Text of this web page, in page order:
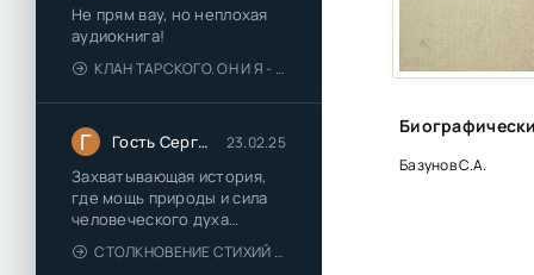
Не прям вау, но неплохая
аудиокнига!
КЛАН ТАРСКОГО. ОН И Я - ЕЛЕНА ТОДОРОВА (1)
Г Гость Сергей 23.02.25
Захватывающая история,
где мощь природы и сила
человеческого духа
сплетаются в напряжённый
и
СТОЛКНОВЕНИЕ СТИХИЙ - ВАЛЕРИЙ ГУМИНСКИЙ
Базунов С.А.